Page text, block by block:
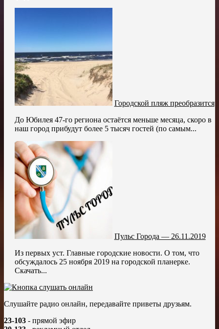
Городской пляж преобразится
До Юбилея 47-го региона остаётся меньше месяца, скоро в
наш город прибудут более 5 тысяч гостей (по самым...
Пульс Города — 26.11.2019
Из первых уст. Главные городские новости. О том, что
обсуждалось 25 ноября 2019 на городской планерке.
Скачать...
Слушайте радио онлайн, передавайте приветы друзьям.
23-103 - прямой эфир